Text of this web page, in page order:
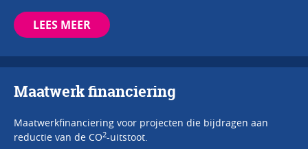
LEES MEER
Maatwerk financiering
Maatwerkfinanciering voor projecten die bijdragen aan
reductie van de CO2-uitstoot.